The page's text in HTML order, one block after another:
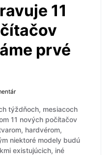
11
prvé
týždňoch, mesiacoch
11 nových počítačov
hardvérom,
niektoré modely budú
existujúcich, iné